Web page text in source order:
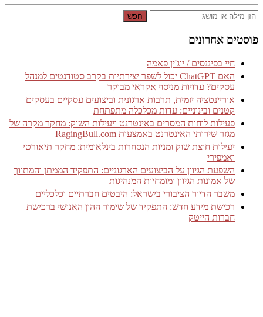
חפש
פוסטים אחרונים
חיי בפיננסים / יוג'ין פאמה
האם ChatGPT יכול לשפר יצירתיות בקרב סטודנטים למנהל
עסקים? עדויות מניסוי אקראי מבוקר
אוריינטציה יזמית, תרבות ארגונית וביצועים עסקיים בעסקים
קטנים ובינוניים: עדות מכלכלה מתפתחת
פעילות לוחות המסרים באינטרנט ויעילות השוק: מחקר מקרה של
מגזר שירותי האינטרנט באמצעות RagingBull.com
יעילות חוצת שוק ומניות הנסחרות בינלאומית: מחקר תיאורטי
ואמפירי
השפעת הגיוון על הביצועים הארגוניים: התפקיד הממתן והמתווך
של אמונות הגיוון ומומחיות המנהיגות
משבר הדיור הציבורי בישראל: היבטים חברתיים וכלכליים
רכישת מידע חדש: התפקיד של שימור ההון האנושי ברכישת
חברות הייטק